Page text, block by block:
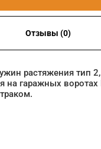
Отзывы (0)
растяжения тип
на гаражных воротах